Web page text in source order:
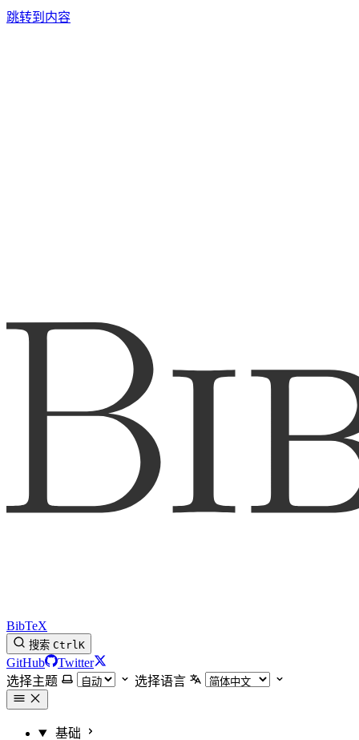
跳转到内容
BibTeX
搜索 CtrlK
GitHub
Twitter
选择主题
选择语言
基础